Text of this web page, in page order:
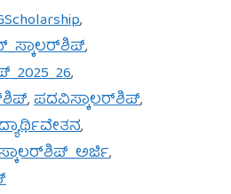
,
,
,
,ಪದವಿಸ್ಕಾಲರ್‌ಶಿಪ್,
,
,